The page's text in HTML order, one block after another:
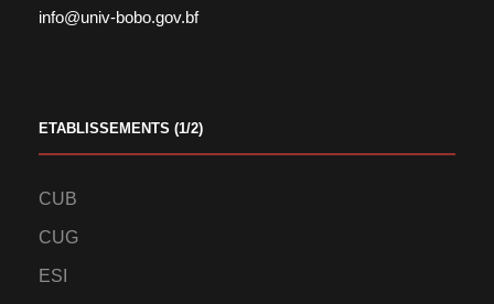
info@univ-bobo.gov.bf
ETABLISSEMENTS (1/2)
CUB
CUG
ESI